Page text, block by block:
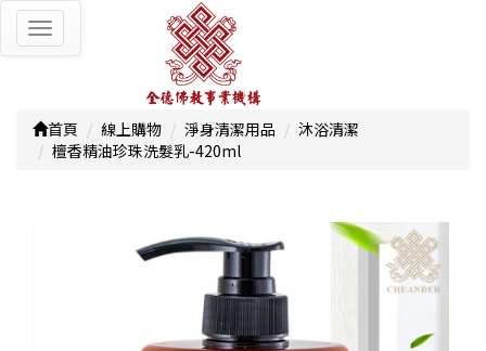
Toggle
navigation
首頁 線上購物 淨身清潔用品
沐浴清潔
檀香精油珍珠洗髮乳-420ml